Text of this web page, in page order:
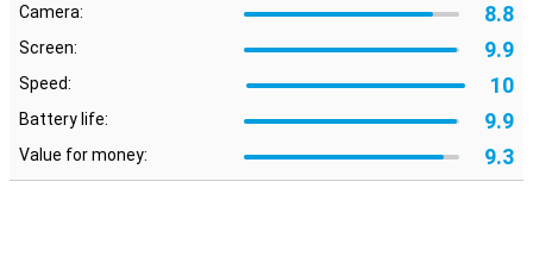
Camera: 8.8
Screen: 9.9
Speed: 10
Battery life: 9.9
Value for money: 9.3